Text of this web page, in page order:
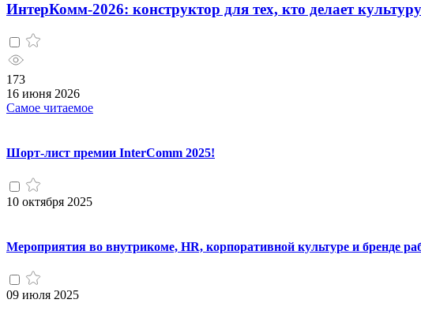
ИнтерКомм-2026: конструктор для тех, кто делает
173
16 июня 2026
Самое читаемое
Шорт-лист премии InterComm 2025!
10 октября 2025
Мероприятия во внутрикоме, HR, корпоративной культуре и бренде
09 июля 2025